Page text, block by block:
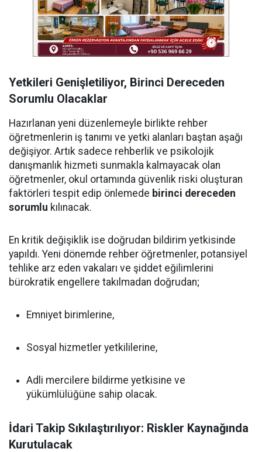
Yetkileri Genişletiliyor, Birinci Dereceden
Sorumlu Olacaklar
Hazırlanan yeni düzenlemeyle birlikte rehber
öğretmenlerin iş tanımı ve yetki alanları baştan aşağı
değişiyor. Artık sadece rehberlik ve psikolojik
danışmanlık hizmeti sunmakla kalmayacak olan
öğretmenler, okul ortamında güvenlik riski oluşturan
faktörleri tespit edip önlemede birinci dereceden
sorumlu kılınacak.
En kritik değişiklik ise doğrudan bildirim yetkisinde
yapıldı. Yeni dönemde rehber öğretmenler, potansiyel
tehlike arz eden vakaları ve şiddet eğilimlerini
bürokratik engellere takılmadan doğrudan;
Emniyet birimlerine,
Sosyal hizmetler yetkililerine,
Adli mercilere bildirme yetkisine ve
yükümlülüğüne sahip olacak.
İdari Takip Sıkılaştırılıyor: Riskler Kaynağında
Kurutulacak